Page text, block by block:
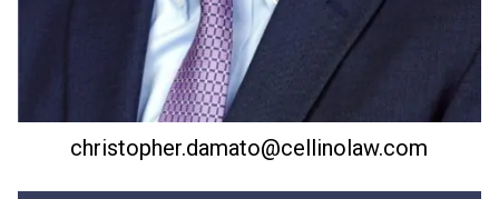
christopher.damato@cellinolaw.com